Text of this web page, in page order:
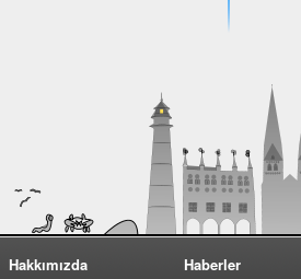
Hakkımızda
Haberler